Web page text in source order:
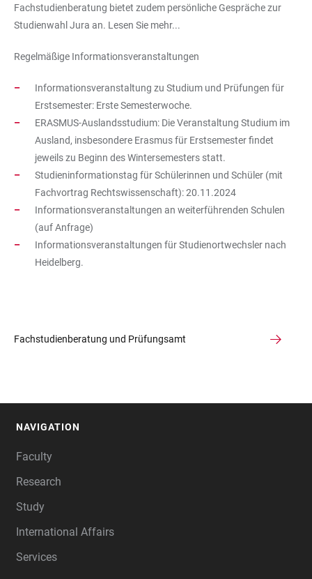
Fachstudienberatung bietet zudem persönliche Gespräche zur
Studienwahl Jura an. Lesen Sie mehr...
Regelmäßige Informationsveranstaltungen
Informationsveranstaltung zu Studium und Prüfungen für
Erstsemester: Erste Semesterwoche.
ERASMUS-Auslandsstudium: Die Veranstaltung Studium im
Ausland, insbesondere Erasmus für Erstsemester findet
jeweils zu Beginn des Wintersemesters statt.
Studieninformationstag für Schülerinnen und Schüler (mit
Fachvortrag Rechtswissenschaft): 20.11.2024
Informationsveranstaltungen an weiterführenden Schulen
(auf Anfrage)
Informationsveranstaltungen für Studienortwechsler nach
Heidelberg.
Fachstudienberatung und Prüfungsamt
NAVIGATION
Faculty
Research
Study
International Affairs
Services